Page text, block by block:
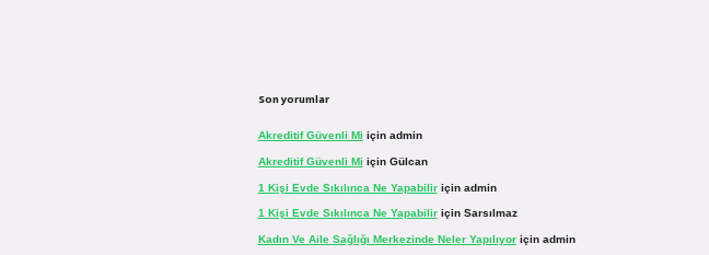
Son yorumlar
Akreditif Güvenli Mi için admin
Akreditif Güvenli Mi için Gülcan
1 Kişi Evde Sıkılınca Ne Yapabiliriçin admin
1 Kişi Evde Sıkılınca Ne Yapabiliriçin Sarsılmaz
Kadın Ve Aile Sağlığı Merkezinde Neler Yapılıyoriçin admin